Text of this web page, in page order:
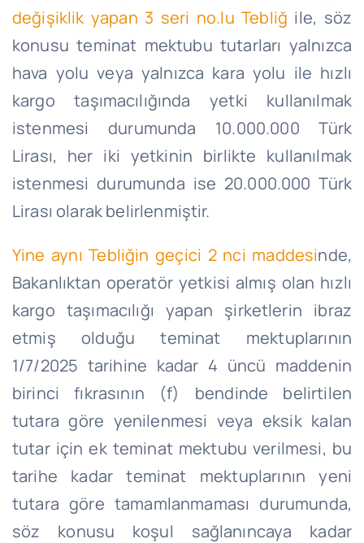
değişiklik yapan 3 seri no.lu Tebliğ ile, söz
konusu teminat mektubu tutarları yalnızca
hava yolu veya yalnızca kara yolu ile hızlı
kargo taşımacılığında yetki kullanılmak
istenmesi durumunda 10.000.000 Türk
Lirası, her iki yetkinin birlikte kullanılmak
istenmesi durumunda ise 20.000.000 Türk
Lirası olarak belirlenmiştir.
Yine aynı Tebliğin geçici 2 nci maddesinde,
Bakanlıktan operatör yetkisi almış olan hızlı
kargo taşımacılığı yapan şirketlerin ibraz
etmiş olduğu teminat mektuplarının
1/7/2025 tarihine kadar 4 üncü maddenin
birinci fıkrasının (f) bendinde belirtilen
tutara göre yenilenmesi veya eksik kalan
tutar için ek teminat mektubu verilmesi, bu
tarihe kadar teminat mektuplarının yeni
tutara göre tamamlanmaması durumunda,
söz konusu koşul sağlanıncaya kadar